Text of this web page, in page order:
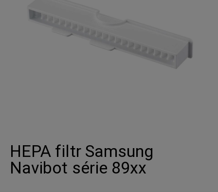
HEPA filtr Samsung
Navibot série 89xx